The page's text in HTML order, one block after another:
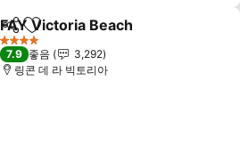
공유 즐겨찾기에 추가
FAY Victoria Beach
4 성급
7.9 좋음
3,292
링콘 데 라 빅토리아